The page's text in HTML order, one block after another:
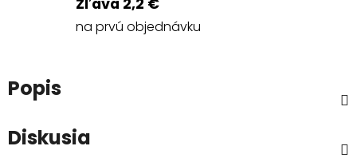
Zľava 2,2 €
na prvú objednávku
Popis
Diskusia